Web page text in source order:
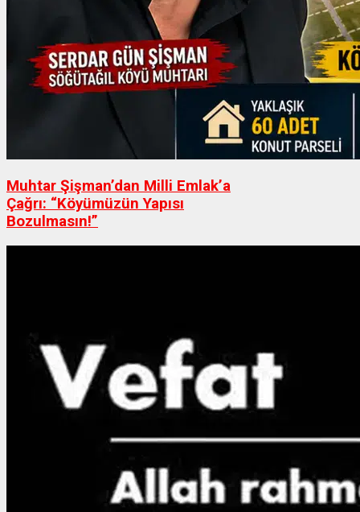
Muhtar Şişman’dan Milli Emlak’a
Çağrı: “Köyümüzün Yapısı
Bozulmasın!”